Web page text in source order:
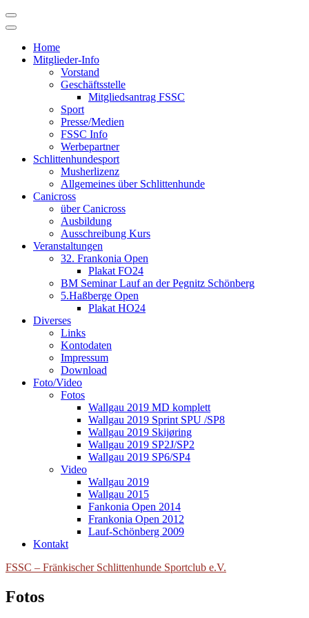
Skip
to
Home
Mitglieder-Info
Vorstand
Geschäftsstelle
Mitgliedsantrag FSSC
Sport
Presse/Medien
FSSC Info
Werbepartner
Schlittenhundesport
Musherlizenz
Allgemeines über Schlittenhunde
Canicross
über Canicross
Ausbildung
Ausschreibung Kurs
Veranstaltungen
32. Frankonia Open
Plakat FO24
BM Seminar Lauf an der Pegnitz Schönberg
5.Haßberge Open
Plakat HO24
Diverses
Links
Kontodaten
Impressum
Download
Foto/Video
Fotos
Wallgau 2019 MD komplett
Wallgau 2019 Sprint SPU /SP8
Wallgau 2019 Skijøring
Wallgau 2019 SP2J/SP2
Wallgau 2019 SP6/SP4
Video
Wallgau 2019
Wallgau 2015
Fankonia Open 2014
Frankonia Open 2012
Lauf-Schönberg 2009
Kontakt
FSSC – Fränkischer Schlittenhunde Sportclub e.V.
Fotos